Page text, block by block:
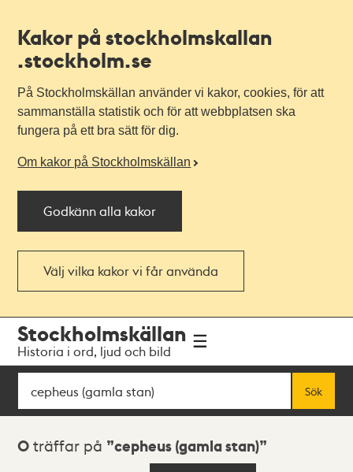
Kakor på stockholmskallan
.stockholm.se
På Stockholmskällan använder vi kakor, cookies, för att
sammanställa statistik och för att webbplatsen ska
fungera på ett bra sätt för dig.
Om kakor på Stockholmskällan
Godkänn alla kakor
Välj vilka kakor vi får använda
navigationen
huvudinnehållet
Stockholmskällan
Historia i ord, ljud och bild
Sök
Sök
Sökresultat
0 träffar på cepheus (gamla stan)